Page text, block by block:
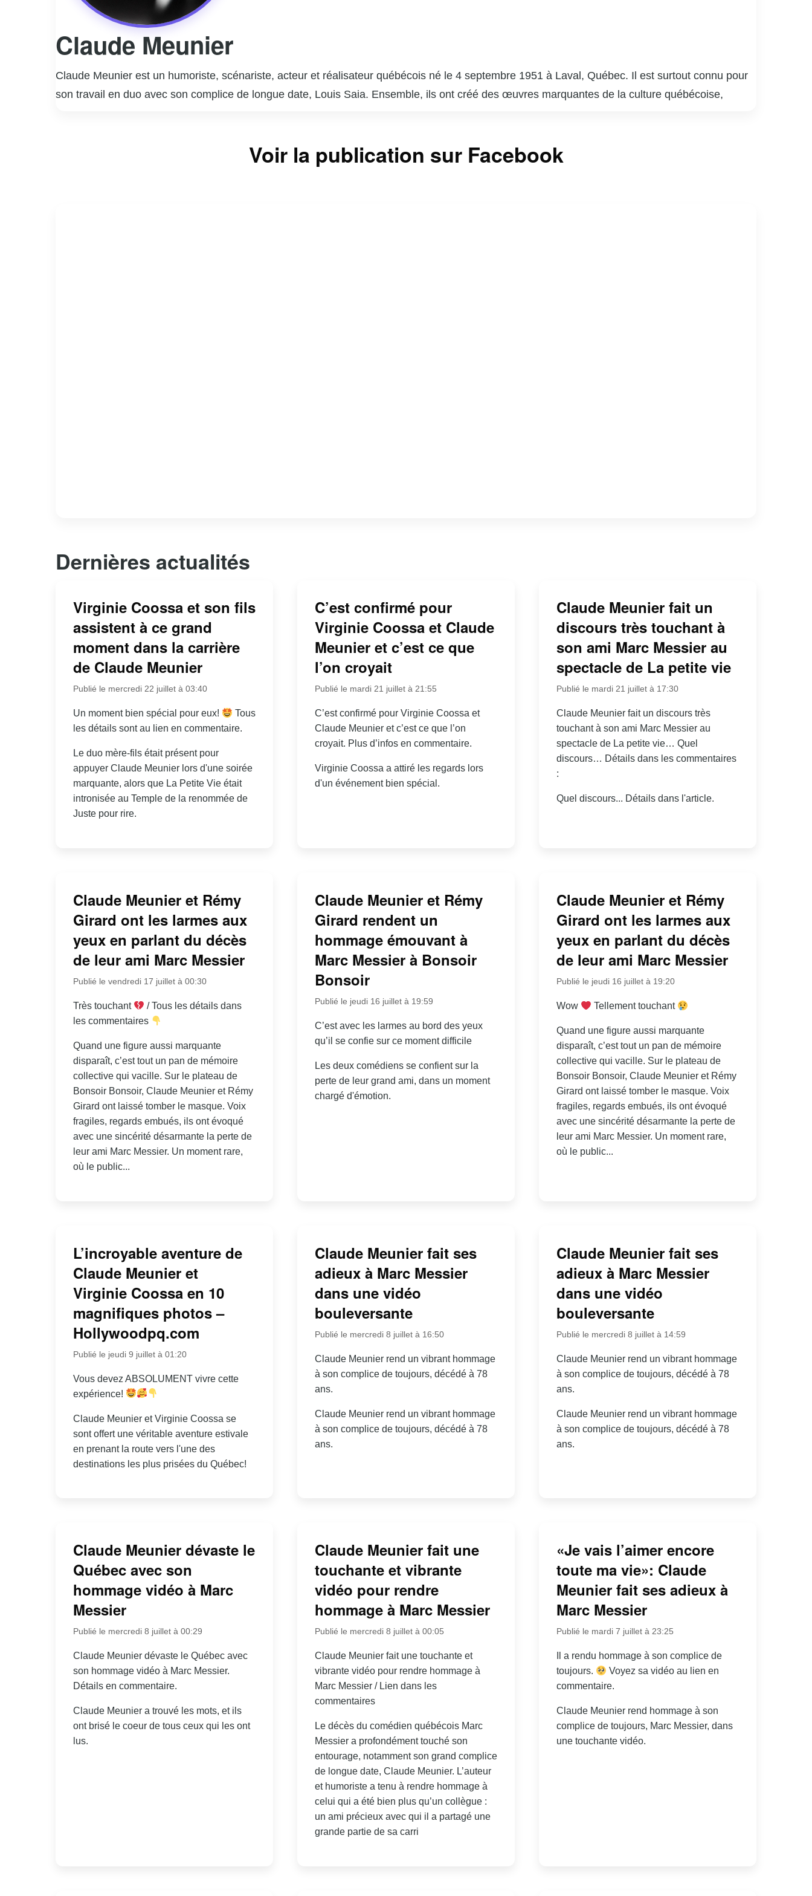
Claude Meunier
Claude Meunier est un humoriste, scénariste, acteur et réalisateur québécois né le 4 septembre 1951 à Laval, Québec. Il est surtout connu pour
son travail en duo avec son complice de longue date, Louis Saia. Ensemble, ils ont créé des œuvres marquantes de la culture québécoise,
plus longue série de représentations au Canada. En plus de son travail à la télévision et au théâtre, Claude Meunier a réalisé des films et écrit
des scénarios qui ont contribué à enrichir le paysage culturel du Québec. Son style unique, mêlant humour absurde et satire sociale, lui a valu de
Voir la publication sur Facebook
Dernières actualités
Virginie Coossa et son fils
assistent à ce grand
moment dans la carrière
de Claude Meunier
Publié le mercredi 22 juillet à 03:40
Un moment bien spécial pour eux!
Tous
les détails sont au lien en commentaire.
Le duo mère-fils était présent pour
appuyer Claude Meunier lors d'une soirée
marquante, alors que La Petite Vie était
intronisée au Temple de la renommée de
Juste pour rire.
C’est confirmé pour
Virginie Coossa et Claude
Meunier et c’est ce que
l’on croyait
Publié le mardi 21 juillet à 21:55
C’est confirmé pour Virginie Coossa et
Claude Meunier et c’est ce que l’on
croyait. Plus d’infos en commentaire.
Virginie Coossa a attiré les regards lors
d'un événement bien spécial.
Claude Meunier fait un
discours très touchant à
son ami Marc Messier au
spectacle de La petite vie
Publié le mardi 21 juillet à 17:30
Claude Meunier fait un discours très
touchant à son ami Marc Messier au
spectacle de La petite vie… Quel
discours… Détails dans les commentaires
:
Quel discours... Détails dans l'article.
Claude Meunier et Rémy
Girard ont les larmes aux
yeux en parlant du décès
de leur ami Marc Messier
Publié le vendredi 17 juillet à 00:30
Très touchant
/ Tous les détails dans
les commentaires
Quand une figure aussi marquante
disparaît, c’est tout un pan de mémoire
collective qui vacille. Sur le plateau de
Bonsoir Bonsoir, Claude Meunier et Rémy
Girard ont laissé tomber le masque. Voix
fragiles, regards embués, ils ont évoqué
avec une sincérité désarmante la perte de
leur ami Marc Messier. Un moment rare,
où le public...
Claude Meunier et Rémy
Girard rendent un
hommage émouvant à
Marc Messier à Bonsoir
Bonsoir
Publié le jeudi 16 juillet à 19:59
C’est avec les larmes au bord des yeux
qu’il se confie sur ce moment difficile
Les deux comédiens se confient sur la
perte de leur grand ami, dans un moment
chargé d'émotion.
Claude Meunier et Rémy
Girard ont les larmes aux
yeux en parlant du décès
de leur ami Marc Messier
Publié le jeudi 16 juillet à 19:20
Wow Tellement touchant
Quand une figure aussi marquante
disparaît, c’est tout un pan de mémoire
collective qui vacille. Sur le plateau de
Bonsoir Bonsoir, Claude Meunier et Rémy
Girard ont laissé tomber le masque. Voix
fragiles, regards embués, ils ont évoqué
avec une sincérité désarmante la perte de
leur ami Marc Messier. Un moment rare,
où le public...
L’incroyable aventure de
Claude Meunier et
Virginie Coossa en 10
magnifiques photos –
Hollywoodpq.com
Publié le jeudi 9 juillet à 01:20
Vous devez ABSOLUMENT vivre cette
expérience!
Claude Meunier et Virginie Coossa se
sont offert une véritable aventure estivale
en prenant la route vers l'une des
destinations les plus prisées du Québec!
Claude Meunier fait ses
adieux à Marc Messier
dans une vidéo
bouleversante
Publié le mercredi 8 juillet à 16:50
Claude Meunier rend un vibrant hommage
à son complice de toujours, décédé à 78
ans.
Claude Meunier rend un vibrant hommage
à son complice de toujours, décédé à 78
ans.
Claude Meunier fait ses
adieux à Marc Messier
dans une vidéo
bouleversante
Publié le mercredi 8 juillet à 14:59
Claude Meunier rend un vibrant hommage
à son complice de toujours, décédé à 78
ans.
Claude Meunier rend un vibrant hommage
à son complice de toujours, décédé à 78
ans.
Claude Meunier dévaste le
Québec avec son
hommage vidéo à Marc
Messier
Publié le mercredi 8 juillet à 00:29
Claude Meunier dévaste le Québec avec
son hommage vidéo à Marc Messier.
Détails en commentaire.
Claude Meunier a trouvé les mots, et ils
ont brisé le coeur de tous ceux qui les ont
lus.
Claude Meunier fait une
touchante et vibrante
vidéo pour rendre
hommage à Marc Messier
Publié le mercredi 8 juillet à 00:05
Claude Meunier fait une touchante et
vibrante vidéo pour rendre hommage à
Marc Messier / Lien dans les
commentaires
Le décès du comédien québécois Marc
Messier a profondément touché son
entourage, notamment son grand complice
de longue date, Claude Meunier. L’auteur
et humoriste a tenu à rendre hommage à
celui qui a été bien plus qu’un collègue :
un ami précieux avec qui il a partagé une
grande partie de sa carri
«Je vais l’aimer encore
toute ma vie»: Claude
Meunier fait ses adieux à
Marc Messier
Publié le mardi 7 juillet à 23:25
Il a rendu hommage à son complice de
toujours.
Voyez sa vidéo au lien en
commentaire.
Claude Meunier rend hommage à son
complice de toujours, Marc Messier, dans
une touchante vidéo.